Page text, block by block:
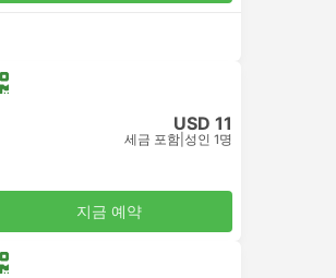
USD 11
세금 포함 성인 1명
지금 예약